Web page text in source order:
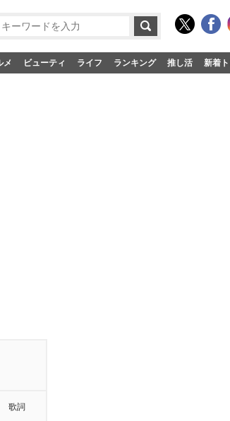
メ ビューティ ライフ ランキング 推し活 新着
歌詞